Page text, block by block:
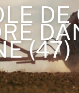
DE
(47)